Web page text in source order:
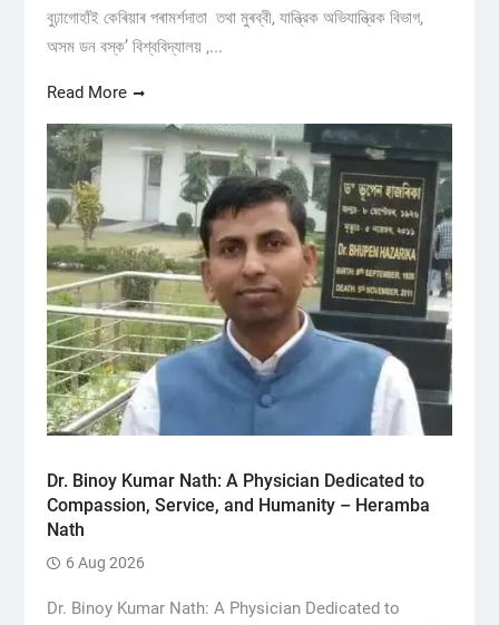
বুঢ়াগোহাঁই কেৰিয়াৰ পৰামৰ্শদাতা তথা মুৰব্বী, যান্ত্রিক অভিযান্ত্রিক বিভাগ,
অসম ডন বস্ক’ বিশ্ববিদ্যালয় ,...
Read More
Dr. Binoy Kumar Nath: A Physician Dedicated to
Compassion, Service, and Humanity – Heramba
Nath
6 Aug 2026
Dr. Binoy Kumar Nath: A Physician Dedicated to